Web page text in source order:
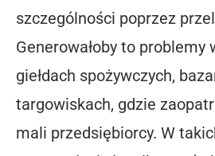
szczególności poprzez
Generowałoby to problemy
giełdach spożywczych,
targowiskach, gdzie
mali przedsiębiorcy. W